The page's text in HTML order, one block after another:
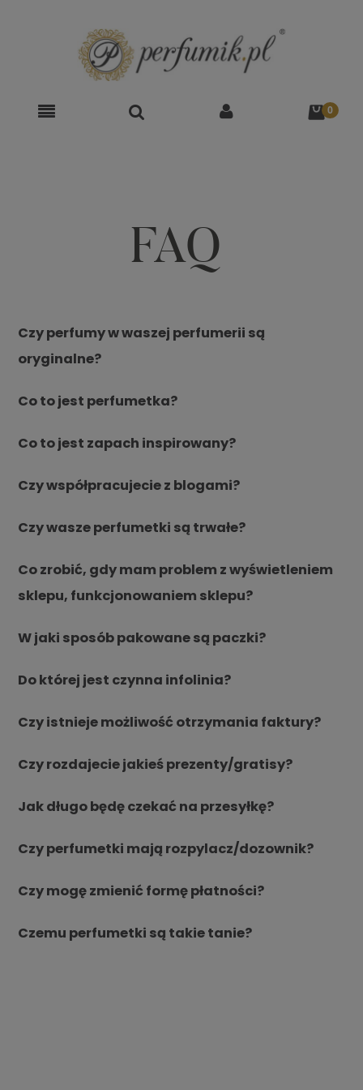
FAQ
Czy perfumy w waszej perfumerii są
oryginalne?
Co to jest perfumetka?
Co to jest zapach inspirowany?
Czy współpracujecie z blogami?
Czy wasze perfumetki są trwałe?
Co zrobić, gdy mam problem z wyświetleniem
sklepu, funkcjonowaniem sklepu?
W jaki sposób pakowane są paczki?
Do której jest czynna infolinia?
Czy istnieje możliwość otrzymania faktury?
Czy rozdajecie jakieś prezenty/gratisy?
Jak długo będę czekać na przesyłkę?
Czy perfumetki mają rozpylacz/dozownik?
Czy mogę zmienić formę płatności?
Czemu perfumetki są takie tanie?